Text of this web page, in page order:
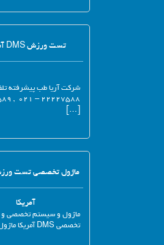
تست ورزش DMS آمریکا
شرکت آریا طب پیشرفته
[…]
آمریکا
ماژول و سیستم تخصصی و
تخصصی DMS آمریکا ماژول […]